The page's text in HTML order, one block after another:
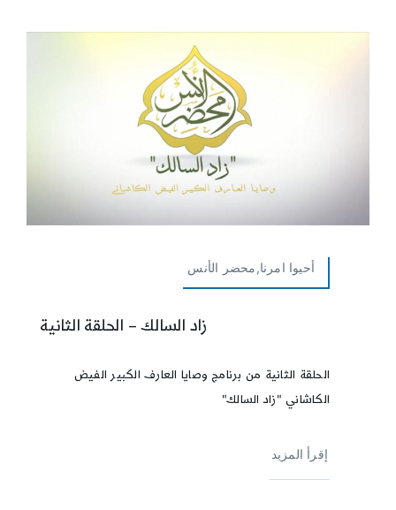
أحيوا امرنا,محضر الأنس
زاد السالك – الحلقة الثانية
الحلقة الثانية من برنامج وصايا العارف الكبير الفيض
الكاشاني "زاد السالك"
إقرأ المزيد